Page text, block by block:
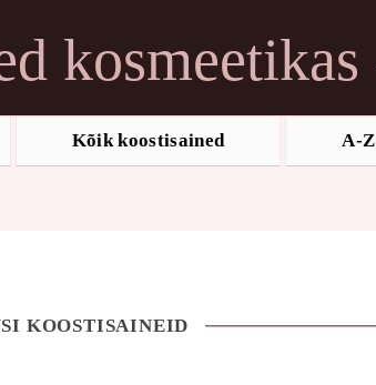
kosmeetikas
Kõik koostisained A-Z
KOOSTISAINEID